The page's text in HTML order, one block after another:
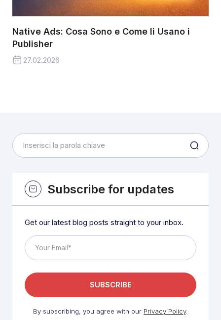
Native Ads: Cosa Sono e Come li Usano i
Publisher
27.02.2026
Subscribe for updates
Get our latest blog posts straight to your inbox.
By subscribing, you agree with our Privacy Policy.